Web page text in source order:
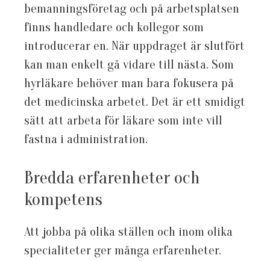
bemanningsföretag och på arbetsplatsen
finns handledare och kollegor som
introducerar en. När uppdraget är slutfört
kan man enkelt gå vidare till nästa. Som
hyrläkare behöver man bara fokusera på
det medicinska arbetet. Det är ett smidigt
sätt att arbeta för läkare som inte vill
fastna i administration.
Bredda erfarenheter och
kompetens
Att jobba på olika ställen och inom olika
specialiteter ger många erfarenheter.